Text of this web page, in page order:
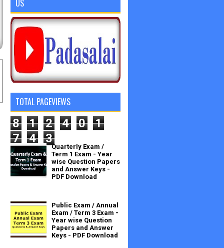
US
TOTAL PAGEVIEWS
8 1 2 4 0
1
7
4 3
Quarterly Exam /
Term 1 Exam - Year
wise Question Papers
and Answer Keys -
PDF Download
Public Exam / Annual
Exam / Term 3 Exam -
Year wise Question
Papers and Answer
Keys - PDF Download